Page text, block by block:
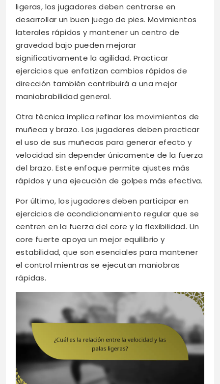
ligeras, los jugadores deben centrarse en
desarrollar un buen juego de pies. Movimientos
laterales rápidos y mantener un centro de
gravedad bajo pueden mejorar
significativamente la agilidad. Practicar
ejercicios que enfatizan cambios rápidos de
dirección también contribuirá a una mejor
maniobrabilidad general.
Otra técnica implica refinar los movimientos de
muñeca y brazo. Los jugadores deben practicar
el uso de sus muñecas para generar efecto y
velocidad sin depender únicamente de la fuerza
del brazo. Este enfoque permite ajustes más
rápidos y una ejecución de golpes más efectiva.
Por último, los jugadores deben participar en
ejercicios de acondicionamiento regular que se
centren en la fuerza del core y la flexibilidad. Un
core fuerte apoya un mejor equilibrio y
estabilidad, que son esenciales para mantener
el control mientras se ejecutan maniobras
rápidas.